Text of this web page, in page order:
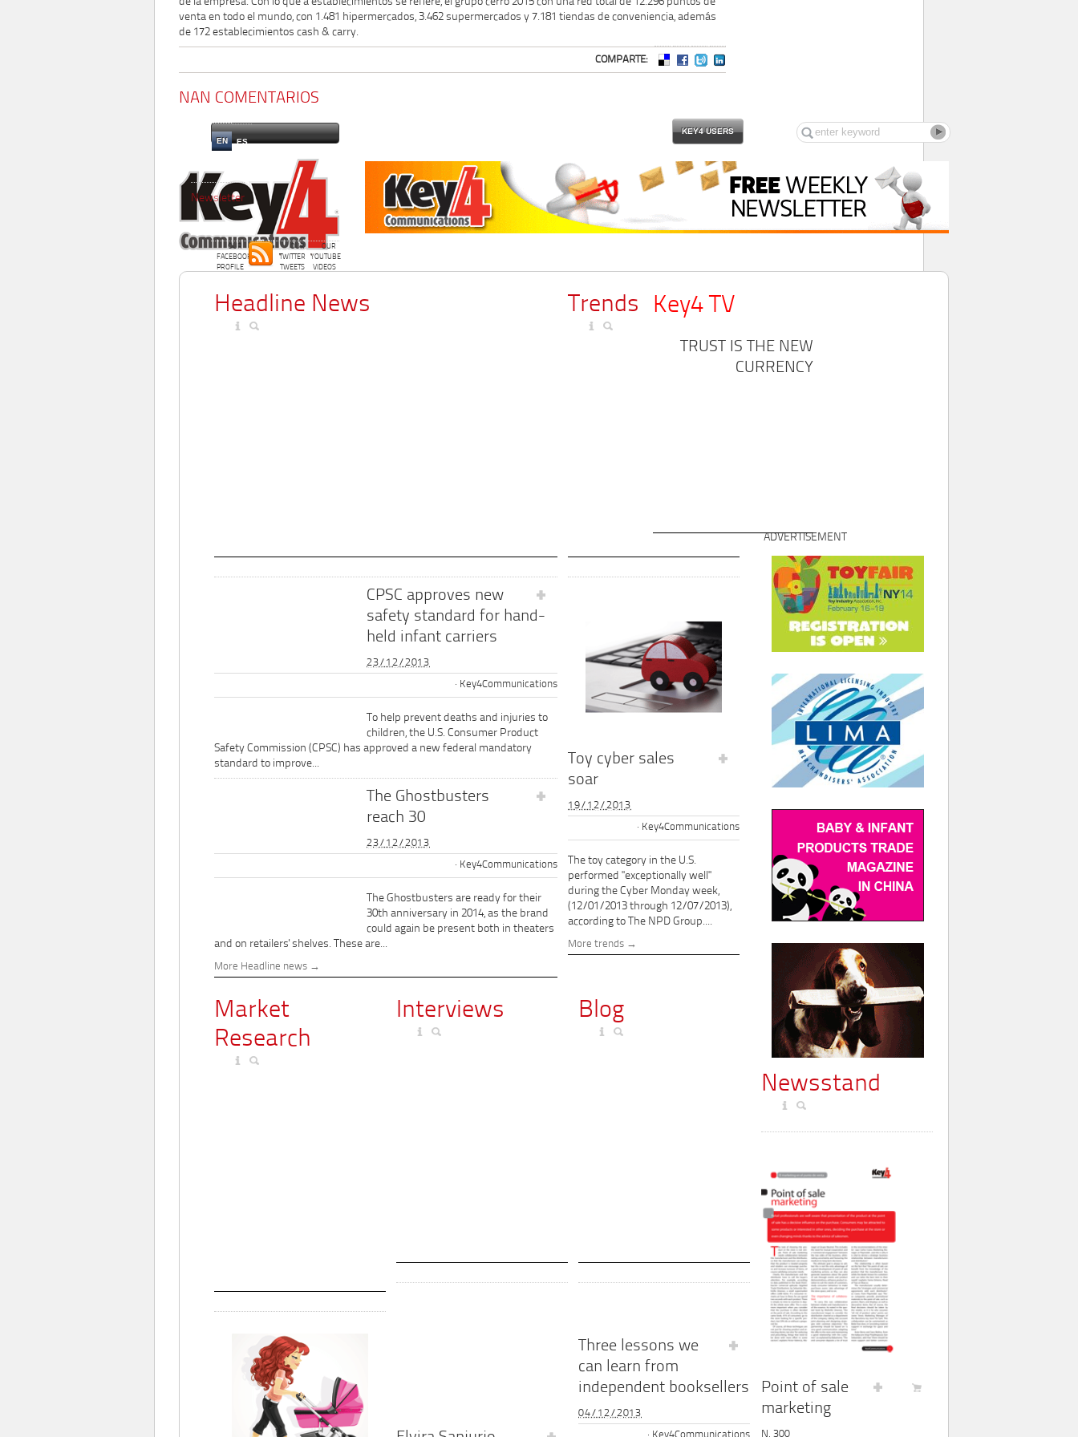
venta en todo el mundo, con 1.481 hipermercados, 3.462 supermercados y 7.181 tiendas de conveniencia, además
de 172 establecimientos cash & carry.
COMPARTE:
NAN COMENTARIOS
EN ES
OUR
FACEBOOK
PROFILE
OUR
TWITTER
TWEETS
OUR
YOUTUBE
VIDEOS
KEY4 USERS
Newsletter
ADVERTISEMENT
Key4 TV
TRUST IS THE NEW
CURRENCY
Headline News
CPSC approves new
safety standard for hand-
held infant carriers
23/12/2013
Key4Communications
To help prevent deaths and injuries to
children, the U.S. Consumer Product
Safety Commission (CPSC) has approved a new federal mandatory
standard to improve...
The Ghostbusters
reach 30
23/12/2013
Key4Communications
The Ghostbusters are ready for their
30th anniversary in 2014, as the brand
could again be present both in theaters
and on retailers' shelves. These are...
More Headline news
Trends
Toy cyber sales
soar
19/12/2013
Key4Communications
The toy category in the U.S.
performed "exceptionally well"
during the Cyber Monday week,
(12/01/2013 through 12/07/2013),
according to The NPD Group....
More trends
Market
Research
Interviews Blog
Three lessons we
can learn from
independent booksellers
04/12/2013
Newsstand
Point of sale
marketing
N. 300